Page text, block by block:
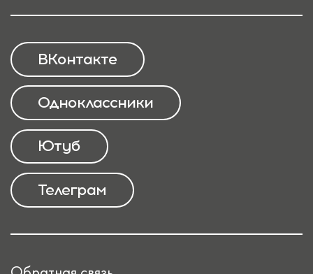
ВКонтакте
Одноклассники
Ютуб
Телеграм